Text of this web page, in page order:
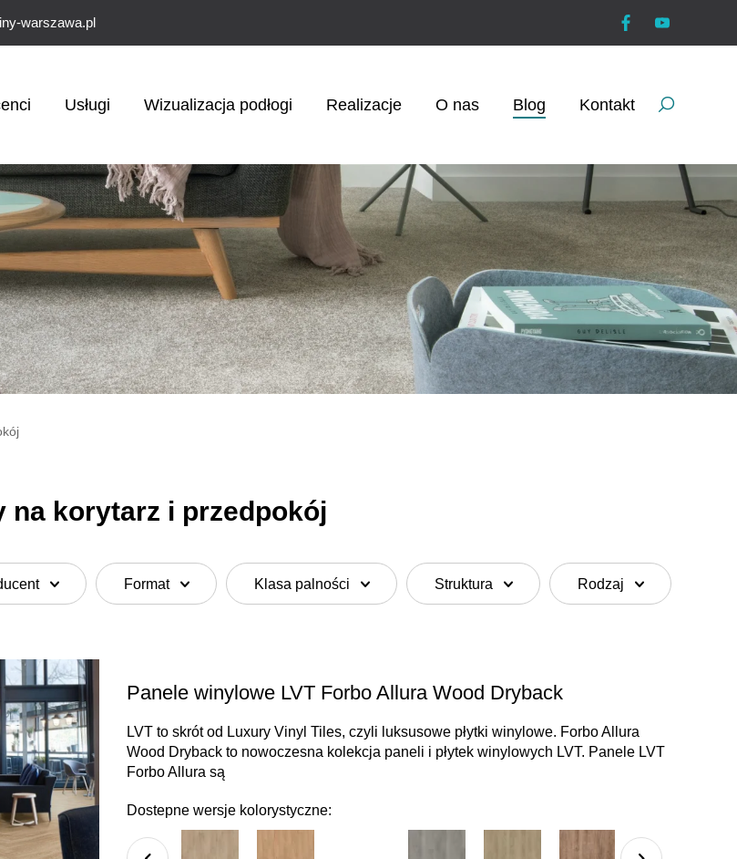
warszawa.pl
Usługi Wizualizacja podłogi Realizacje O nas Blog Kontakt
na korytarz i przedpokój
Format Klasa palności Struktura Rodzaj
Panele winylowe LVT Forbo Allura Wood Dryback
LVT to skrót od Luxury Vinyl Tiles, czyli luksusowe płytki winylowe. Forbo Allura
Wood Dryback to nowoczesna kolekcja paneli i płytek winylowych LVT. Panele LVT
Forbo Allura są
Dostepne wersje kolorystyczne: